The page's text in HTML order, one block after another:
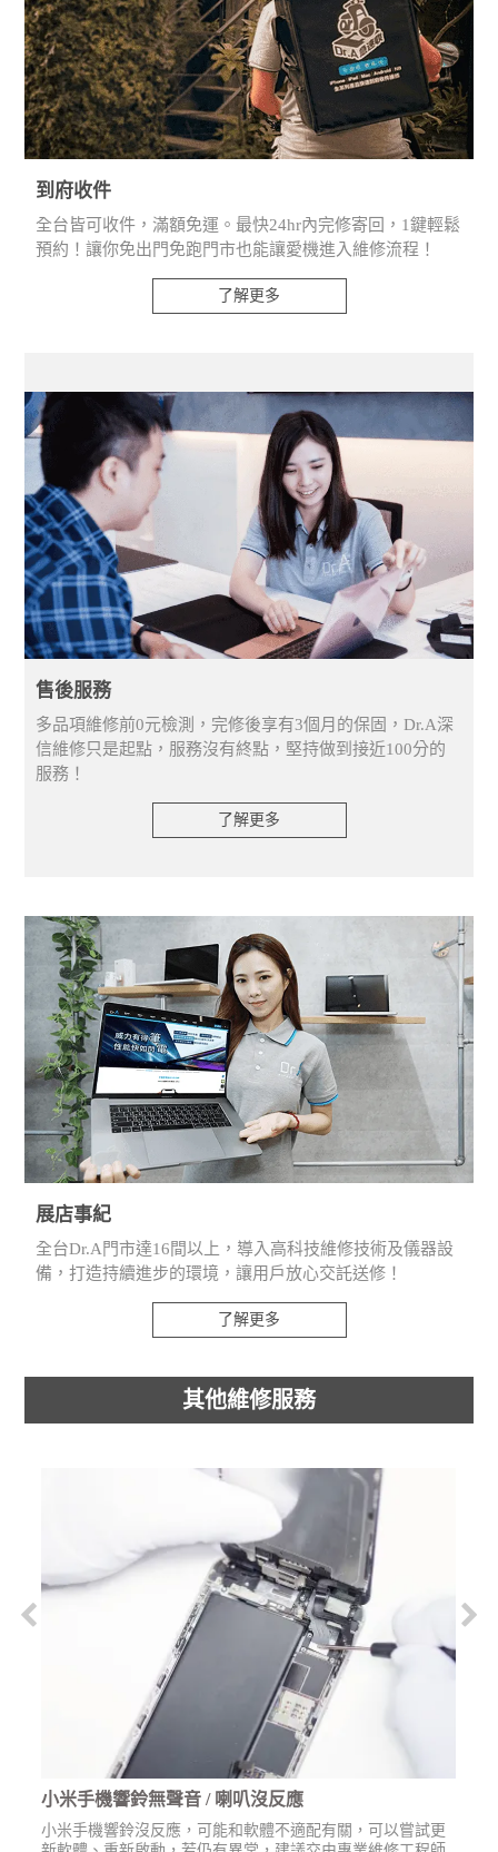
到府收件
全台皆可收件，滿額免運。最快24hr內完修寄回，1鍵輕鬆
預約！讓你免出門免跑門市也能讓愛機進入維修流程！
了解更多
售後服務
多品項維修前0元檢測，完修後享有3個月的保固，Dr.A深
信維修只是起點，服務沒有終點，堅持做到接近100分的
服務！
了解更多
展店事紀
全台Dr.A門市達16間以上，導入高科技維修技術及儀器設
備，打造持續進步的環境，讓用戶放心交託送修！
了解更多
其他維修服務
小米手機響鈴無聲音 / 喇叭沒反應
小米手機響鈴沒反應，可能和軟體不適配有關，可以嘗試更